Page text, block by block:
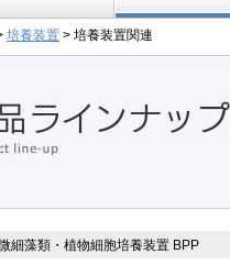
培養装置 > 培養装置関連
細藻類・植物細胞培養装置 BPP